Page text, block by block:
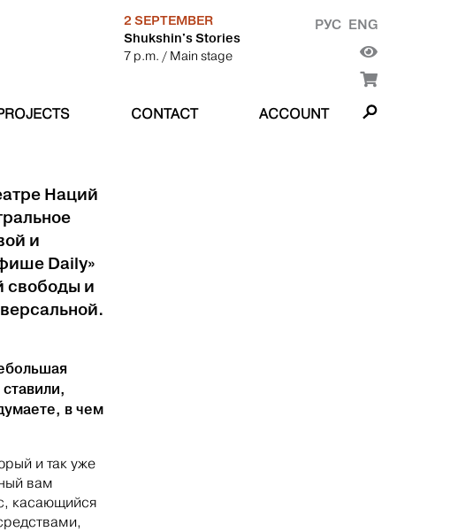
2 SEPTEMBER
Shukshin's Stories
7 p.m. / Main stage
РУС ENG
CONTACT ACCOUNT
Наций
и
Daily»
свободы и
в чем
и так уже
вам
касающийся